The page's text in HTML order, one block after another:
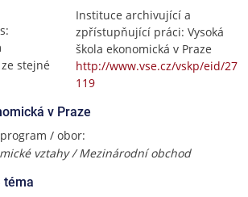
stejné
Instituce archivující a
zpřístupňující práci: Vysoká
škola ekonomická v Praze
http://www.vse.cz/vskp/eid/27
119
v Praze
/ obor:
vztahy / Mezinárodní obchod
téma